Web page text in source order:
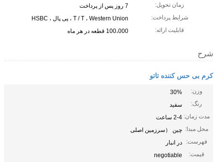
زمان تحویل:
7 روز پس از پرداخت
شرایط پرداخت:
T / T ، Western Union ، پی پال ، HSBC
قابلیت ارائه:
100،000 قطعه در هر ماه
شرح
کرم بی حس کننده تاتو
وزن:
30%
رنگ:
سفید
مدت زمان: 2-4 ساعت
محل مبدا: چین （سرزمین اصلی
فهرست:
در انبار
قیمت:
negotiable